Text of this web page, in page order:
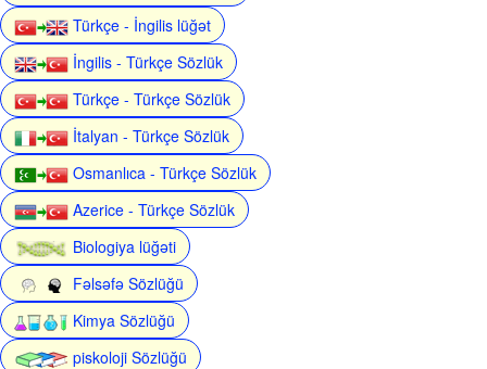
Türkçe - İngilis lüğət
İngilis - Türkçe Sözlük
Türkçe - Türkçe Sözlük
İtalyan - Türkçe Sözlük
Osmanlıca - Türkçe Sözlük
Azerice - Türkçe Sözlük
Biologiya lüğəti
Fəlsəfə Sözlüğü
Kimya Sözlüğü
piskoloji Sözlüğü